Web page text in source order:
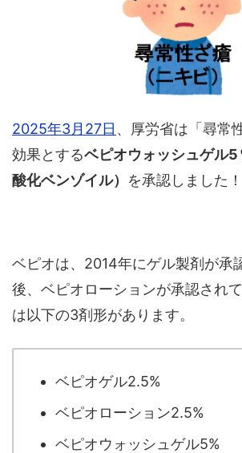
2025年3月27日 、厚労省は「尋常
効果とするベピオウォッシュゲル5
酸化ベンゾイル） を承認しました！
ベピオは、2014年にゲル製剤が承
後、ベピオローションが承認され
は以下の3剤形があります。
ベピオゲル2.5%
ベピオローション2.5%
ベピオウォッシュゲル5%